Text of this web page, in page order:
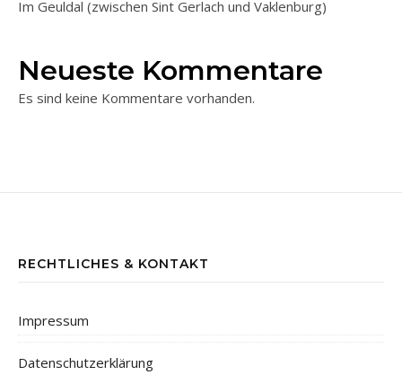
Im Geuldal (zwischen Sint Gerlach und Vaklenburg)
Neueste Kommentare
Es sind keine Kommentare vorhanden.
RECHTLICHES & KONTAKT
Impressum
Datenschutzerklärung